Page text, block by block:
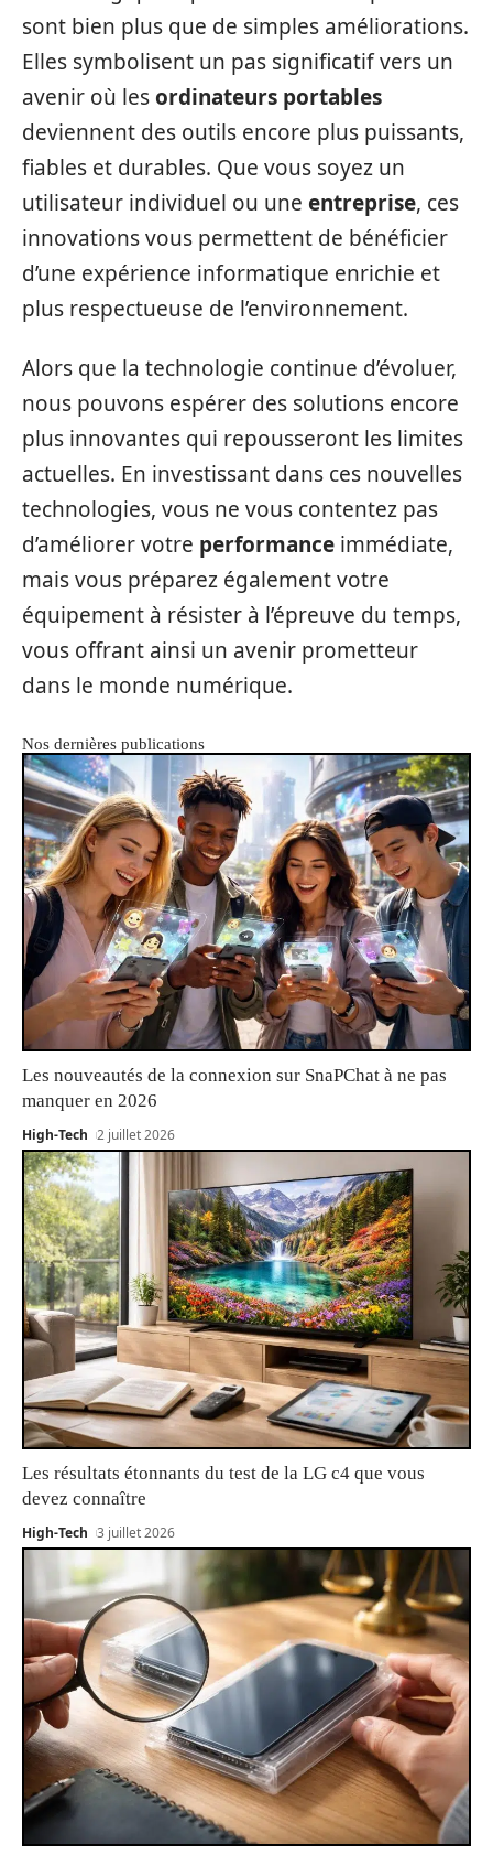
sont bien plus que de simples améliorations.
Elles symbolisent un pas significatif vers un
avenir où lesordinateurs portables
deviennent des outils encore plus puissants,
fiables et durables. Que vous soyez un
utilisateur individuel ou une entreprise, ces
innovations vous permettent de bénéficier
d’une expérience informatique enrichie et
plus respectueuse de l’environnement.
Alors que la technologie continue d’évoluer,
nous pouvons espérer des solutions encore
plus innovantes qui repousseront les limites
actuelles. En investissant dans ces nouvelles
technologies, vous ne vous contentez pas
d’améliorer votre performance immédiate,
mais vous préparez également votre
équipement à résister à l’épreuve du temps,
vous offrant ainsi un avenir prometteur
dans le monde numérique.
Nos dernières publications
Les nouveautés de la connexion sur SnaPChat à ne pas
manquer en 2026
High-Tech 2 juillet 2026
Les résultats étonnants du test de la LG c4 que vous
devez connaître
High-Tech 3 juillet 2026